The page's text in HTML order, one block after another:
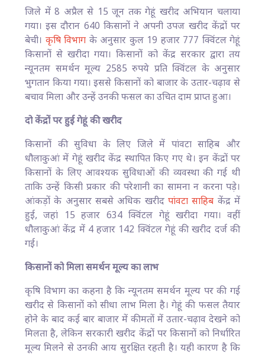
जिले में 8 अप्रैल से 15 जून तक गेहूं खरीद अभियान चलाया
गया। इस दौरान 640 किसानों ने अपनी उपज खरीद केंद्रों पर
बेची। कृषि विभाग के अनुसार कुल 19 हजार 777 क्विंटल गेहूं
किसानों से खरीदा गया। किसानों को केंद्र सरकार द्वारा तय
न्यूनतम समर्थन मूल्य 2585 रुपये प्रति क्विंटल के अनुसार
भुगतान किया गया। इससे किसानों को बाजार के उतार-चढ़ाव से
बचाव मिला और उन्हें उनकी फसल का उचित दाम प्राप्त हुआ।
दो केंद्रों पर हुई गेहूं की खरीद
किसानों की सुविधा के लिए जिले में पांवटा साहिब और
धौलाकुआं में गेहूं खरीद केंद्र स्थापित किए गए थे। इन केंद्रों पर
किसानों के लिए आवश्यक सुविधाओं की व्यवस्था की गई थी
ताकि उन्हें किसी प्रकार की परेशानी का सामना न करना पड़े।
आंकड़ों के अनुसार सबसे अधिक खरीद पांवटा साहिब केंद्र में
हुई, जहां 15 हजार 634 क्विंटल गेहूं खरीदा गया। वहीं
धौलाकुआं केंद्र में 4 हजार 142 क्विंटल गेहूं की खरीद दर्ज की
गई।
किसानों को मिला समर्थन मूल्य का लाभ
कृषि विभाग का कहना है कि न्यूनतम समर्थन मूल्य पर की गई
खरीद से किसानों को सीधा लाभ मिला है। गेहूं की फसल तैयार
होने के बाद कई बार बाजार में कीमतों में उतार-चढ़ाव देखने को
मिलता है, लेकिन सरकारी खरीद केंद्रों पर किसानों को निर्धारित
मूल्य मिलने से उनकी आय सुरक्षित रहती है। यही कारण है कि